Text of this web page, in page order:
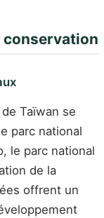
conservation
Taïwan se
parc national
le parc national
de la
offrent un